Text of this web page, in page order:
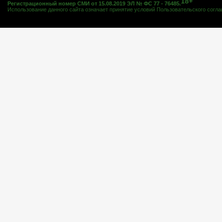
Регистрационный номер СМИ от 15.08.2019 ЭЛ № ФС 77 - 76485.
Использование данного сайта означает принятие условий Пользовательского